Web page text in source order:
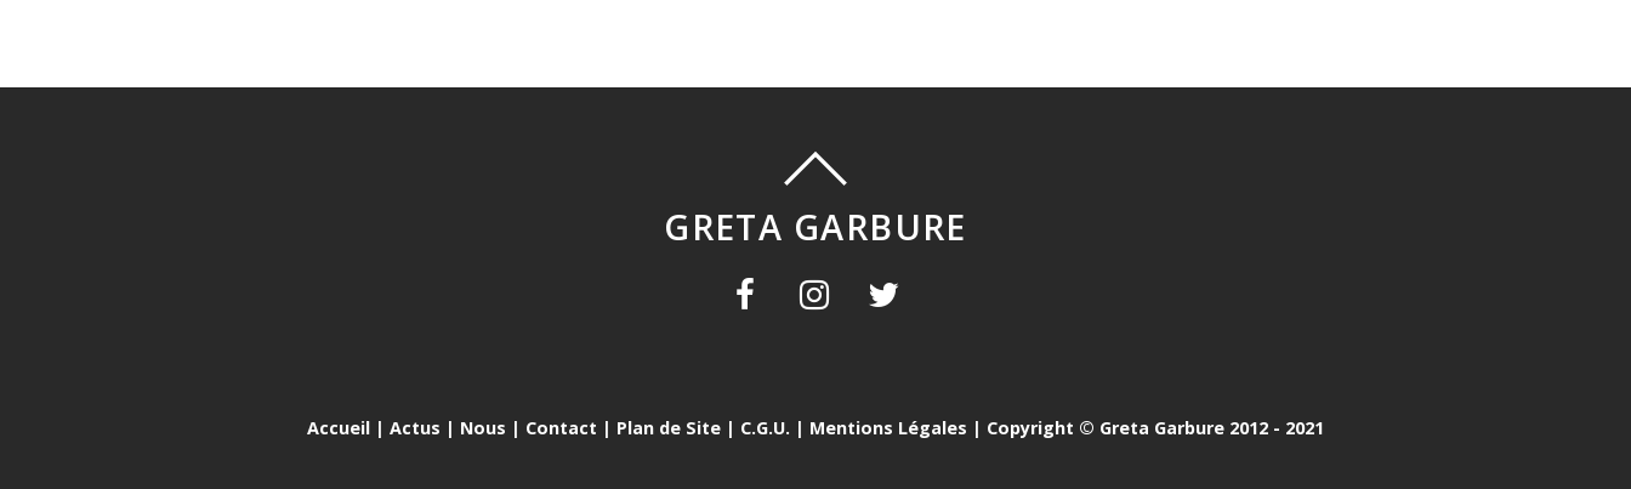
GRETA GARBURE
Accueil | Actus | Nous | Contact | Plan de Site | C.G.U. | Mentions Légales | Copyright © Greta Garbure 2012 - 2021